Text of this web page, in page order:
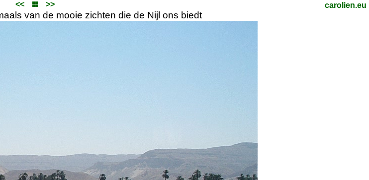
<< >> carolien.eu
van de mooie zichten die de Nijl ons biedt